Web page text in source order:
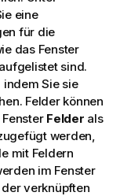
eine
für die
das Fenster
sind.
Sie sie
Felder können
Felder als
werden,
mit Feldern
im Fenster
verknüpften